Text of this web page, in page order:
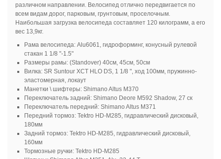
различном направлении. Велосипед отлично передвигается по
всем видам дорог, парковым, грунтовым, проселочным.
Наибольшая загрузка велосипеда составляет 120 килограмм, а его
вес 13,9кг.
Рама велосипеда: Alu6061, гидроформинг, конусный рулевой
стакан 1 1/8 "-1.5"
Размеры рамы: (Standover) 40см, 45см, 50см
Вилка: SR Suntour XCT HLO DS, 1 1/8 ", ход 100мм, пружинно-
эластомерная, локаут
Манетки \ шифтеры: Shimano Altus M370
Переключатель задний: Shimano Deore M592 Shadow, 27 ск
Переключатель передний: Shimano Altus M371
Передний тормоз: Tektro HD-M285, гидравлический дисковый,
180мм
Задний тормоз: Tektro HD-M285, гидравлический дисковый,
160мм
Тормозные ручки: Tektro HD-M285